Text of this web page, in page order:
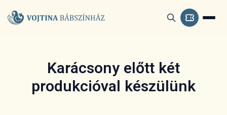
Karácsony előtt két
produkcióval készülünk